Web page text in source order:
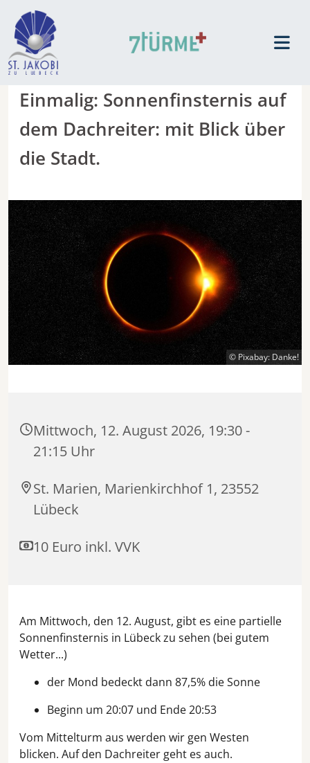
Einmalig: Sonnenfinsternis auf
dem Dachreiter: mit Blick über
die Stadt.
© Pixabay: Danke!
Mittwoch, 12. August 2026, 19:30 -
21:15 Uhr
St. Marien, Marienkirchhof 1, 23552
Lübeck
10 Euro inkl. VVK
Am Mittwoch, den 12. August, gibt es eine partielle
Sonnenfinsternis in Lübeck zu sehen (bei gutem
Wetter...)
der Mond bedeckt dann 87,5% die Sonne
Beginn um 20:07 und Ende 20:53
Vom Mittelturm aus werden wir gen Westen
blicken. Auf den Dachreiter geht es auch.